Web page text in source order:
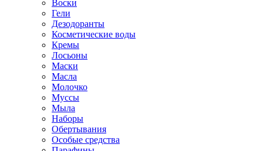
Воски
Гели
Дезодоранты
Косметические воды
Кремы
Лосьоны
Маски
Масла
Молочко
Муссы
Мыла
Наборы
Обертывания
Особые средства